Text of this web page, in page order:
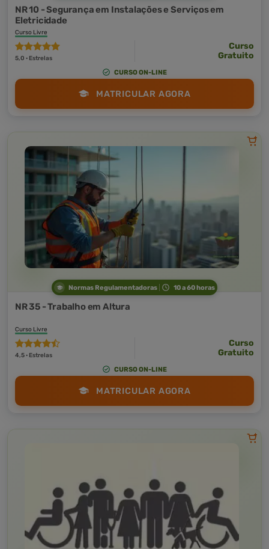
NR 10 - Segurança em Instalações e Serviços em
Eletricidade
Curso Livre
5,0 · Estrelas
Curso
Gratuito
CURSO ON-LINE
MATRICULAR AGORA
Normas Regulamentadoras 10 a 60 horas
NR 35 - Trabalho em Altura
Curso Livre
4,5 · Estrelas
Curso
Gratuito
CURSO ON-LINE
MATRICULAR AGORA